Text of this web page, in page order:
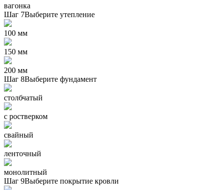
вагонка
Шаг 7Выберите утепление
100 мм
150 мм
200 мм
Шаг 8Выберите фундамент
столбчатый
с ростверком
свайный
ленточный
монолитный
Шаг 9Выберите покрытие кровли